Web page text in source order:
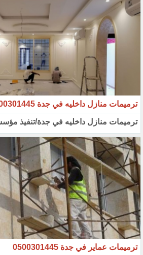
ترميمات منازل داخليه في جدة 0500301445
ترميمات منازل داخليه في جدة/تنفيذ
ترميمات عماير في جدة 0500301445